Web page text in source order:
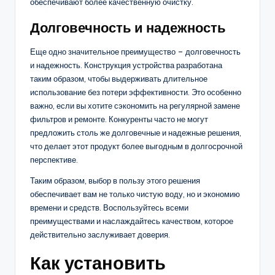
Долговечность и надежность
Еще одно значительное преимущество – долговечность
и надежность. Конструкция устройства разработана
таким образом, чтобы выдерживать длительное
использование без потери эффективности. Это особенно
важно, если вы хотите сэкономить на регулярной замене
фильтров и ремонте. Конкуренты часто не могут
предложить столь же долговечные и надежные решения,
что делает этот продукт более выгодным в долгосрочной
перспективе.
Таким образом, выбор в пользу этого решения
обеспечивает вам не только чистую воду, но и экономию
времени и средств. Воспользуйтесь всеми
преимуществами и наслаждайтесь качеством, которое
действительно заслуживает доверия.
Как установить